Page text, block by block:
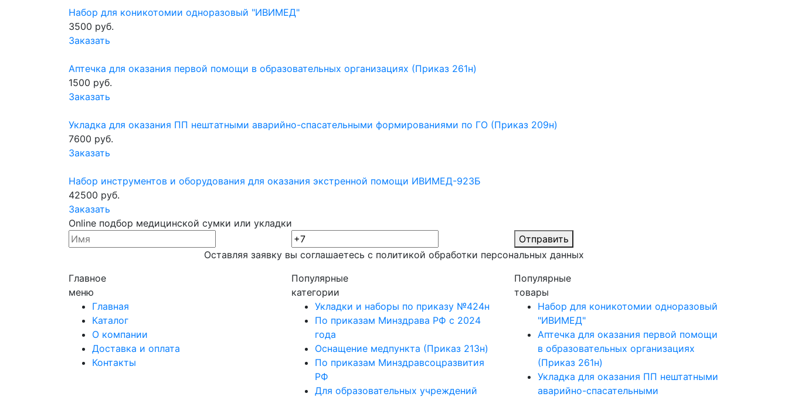
Набор для коникотомии одноразовый "ИВИМЕД"
3500 руб.
Заказать
Аптечка для оказания первой помощи в образовательных организациях (Приказ 261н)
1500 руб.
Заказать
Укладка для оказания ПП нештатными аварийно-спасательными формированиями по ГО (Приказ 209н)
7600 руб.
Заказать
Набор инструментов и оборудования для оказания экстренной помощи ИВИМЕД-923Б
42500 руб.
Заказать
Online подбор медицинской сумки или укладки
Отправить
Оставляя заявку вы соглашаетесь с политикой обработки персональных данных
Главное
меню
Главная
Каталог
О компании
Доставка и оплата
Контакты
Популярные
категории
Укладки и наборы по приказу №424н
По приказам Минздрава РФ с 2024
года
Оснащение медпункта (Приказ 213н)
По приказам Минздравсоцразвития
РФ
Для образовательных учреждений
Популярные
товары
Набор для коникотомии одноразовый
"ИВИМЕД"
Аптечка для оказания первой помощи
в образовательных организациях
(Приказ 261н)
Укладка для оказания ПП нештатными
аварийно-спасательными